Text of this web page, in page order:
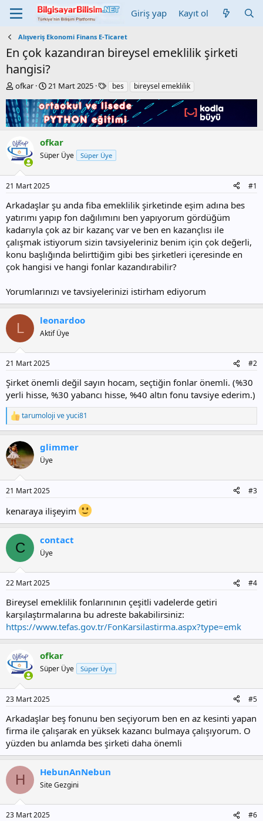
Giriş yap Kayıt ol
Alışveriş Ekonomi Finans E-Ticaret
En çok kazandıran bireysel emeklilik şirketi
hangisi?
K
n
b
u
y
u
b
a
l
a
t
a
n
ofkar
B
ş
l
a
n
g
ı
a
r
h
i
21 Mart 2025
E
i
k
e
l
e
bes bireysel emeklilik
ofkar
Süper Üye Süper Üye
21 Mart 2025 #1
Arkadaşlar şu anda fiba emeklilik şirketinde eşim adına bes
yatırımı yapıp fon dağılımını ben yapıyorum gördüğüm
kadarıyla çok az bir kazanç var ve ben en kazançlısı ile
çalışmak istiyorum sizin tavsiyeleriniz benim için çok değerli,
konu başlığında belirttiğim gibi bes şirketleri içeresinde en
çok hangisi ve hangi fonlar kazandırabilir?
Yorumlarınızı ve tavsiyelerinizi istirham ediyorum
L leonardoo
Aktif Üye
21 Mart 2025 #2
Şirket önemli değil sayın hocam, seçtiğin fonlar önemli. (%30
yerli hisse, %30 yabancı hisse, %40 altın fonu tavsiye ederim.)
T
e
k
i
l
tarumoloji veyuci81
glimmer
Üye
21 Mart 2025 #3
kenaraya ilişeyim
C contact
Üye
22 Mart 2025 #4
Bireysel emeklilik fonlarınının çeşitli vadelerde getiri
karşılaştırmalarına bu adreste bakabilirsiniz:
https://www.tefas.gov.tr/FonKarsilastirma.aspx?type=emk
ofkar
Süper Üye Süper Üye
23 Mart 2025 #5
Arkadaşlar beş fonunu ben seçiyorum ben en az kesinti yapan
firma ile çalışarak en yüksek kazancı bulmaya çalışıyorum. O
yüzden bu anlamda bes şirketi daha önemli
H HebunAnNebun
Site Gezgini
23 Mart 2025 #6